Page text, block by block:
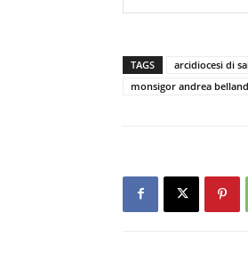
TAGS arcidiocesi di
monsigor andrea